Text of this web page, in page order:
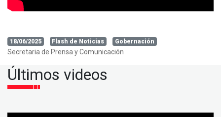
18/06/2025 Flash de Noticias Gobernación
Secretaria de Prensa y Comunicación
Últimos videos